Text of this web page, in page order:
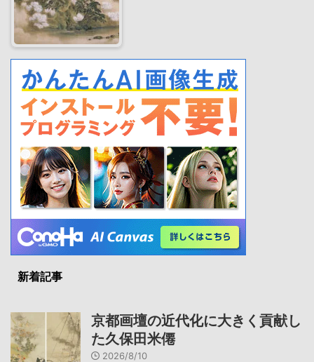
新着記事
京都画壇の近代化に大きく貢献し
た久保田米僊
2026/8/10